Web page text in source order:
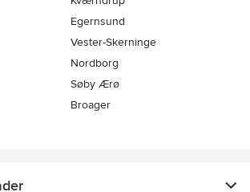
Egernsund
Vester-Skerninge
Nordborg
Søby Ærø
Broager